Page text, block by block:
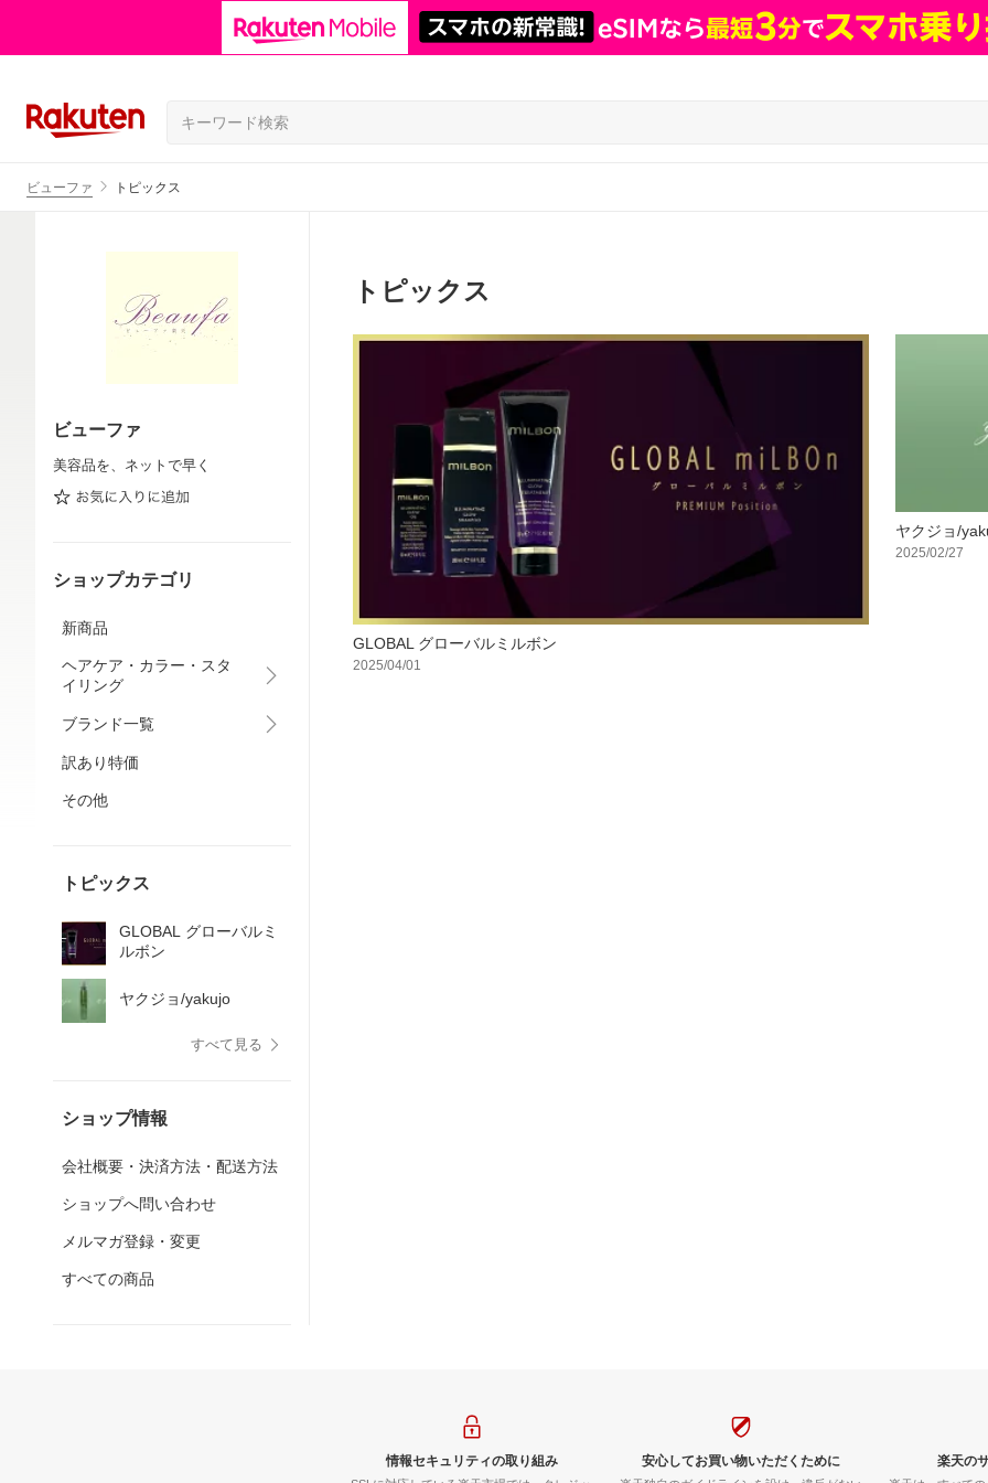
ビューファ トピックス
ビューファ
美容品を、ネットで早く
ショップカテゴリ
新商品
ヘアケア・カラー・スタ
イリング
ブランド一覧
訳あり特価
その他
トピックス
GLOBAL グローバルミ
ルボン
ヤクジョ/yakujo
すべて見る
ショップ情報
会社概要・決済方法・配送方法
ショップへ問い合わせ
メルマガ登録・変更
すべての商品
トピックス
GLOBAL グローバルミルボン
2025/04/01
ヤクジョ/
2025/02/27
情報セキュリティの取り組み 安心してお買い物いただくために 楽天の